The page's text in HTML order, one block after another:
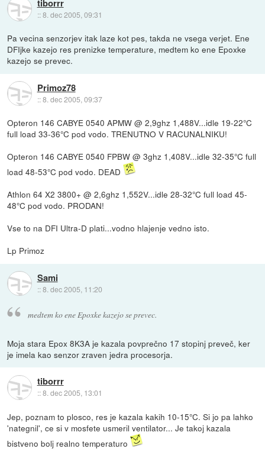
tiborrr
::8. dec 2005, 09:31
Pa vecina senzorjev itak laze kot pes, takda ne vsega verjet. Ene
DFIjke kazejo res prenizke temperature, medtem ko ene Epoxke
kazejo se prevec.
Primoz78
::8. dec 2005, 09:37
Opteron 146 CABYE 0540 APMW @ 2,9ghz 1,488V...idle 19-22°C
full load 33-36°C pod vodo. TRENUTNO V RACUNALNIKU!
Opteron 146 CABYE 0540 FPBW @ 3ghz 1,408V...idle 32-35°C full
load 48-53°C pod vodo. DEAD
Athlon 64 X2 3800+ @ 2,6ghz 1,552V...idle 28-32°C full load 45-
48°C pod vodo. PRODAN!
Vse to na DFI Ultra-D plati...vodno hlajenje vedno isto.
Lp Primoz
Sami
::8. dec 2005, 11:20
medtem ko ene Epoxke kazejo se prevec.
Moja stara Epox 8K3A je kazala povprečno 17 stopinj preveč, ker
je imela kao senzor zraven jedra procesorja.
tiborrr
::8. dec 2005, 13:01
Jep, poznam to plosco, res je kazala kakih 10-15°C. Si jo pa lahko
'nategnil', ce si v mosfete usmeril ventilator... Je takoj kazala
bistveno bolj realno temperaturo